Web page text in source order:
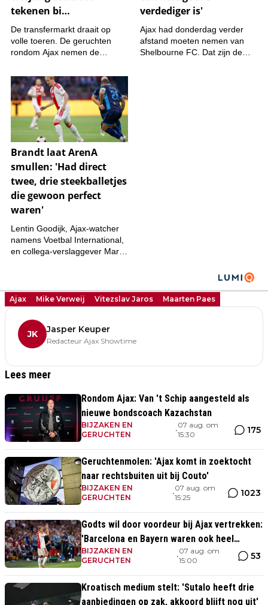
Ajax Mike Verweij Vitezslav Jaros Maarten Paes
JK Jasper Keuper
Redacteur Ajax Showtime
Lees meer
Rondom Ajax: Van 't Schip aangesteld als
nieuwe bondscoach Kazachstan
BIJZAKEN EN
GERUCHTEN
•
07 aug. om
15:30
175
Geruchtenmolen: 'Ajax komt in zoektocht
naar rechtsbuiten uit bij Couto'
BIJZAKEN EN
GERUCHTEN
•
07 aug. om
15:25
1023
Godts wil door voordeur bij Ajax vertrekken:
'Barcelona en Bayern waren ook heel
serieus'
BIJZAKEN EN
GERUCHTEN
•
07 aug. om
15:00
53
Kroatisch medium stelt: 'Sutalo heeft drie
aanbiedingen op zak, akkoord blijft nog uit'